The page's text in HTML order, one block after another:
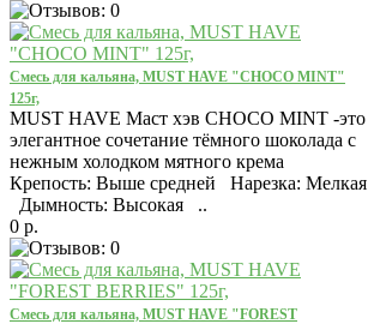
Смесь для кальяна, MUST HAVE "CHOCO MINT"
125г,
MUST HAVE Маст хэв CHOCO MINT -это
элегантное сочетание тёмного шоколада с
нежным холодком мятного крема
Крепость: Выше средней Нарезка: Мелкая
Дымность: Высокая ..
0 р.
Смесь для кальяна, MUST HAVE "FOREST